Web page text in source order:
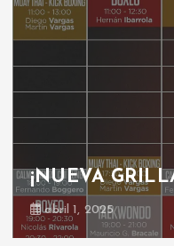
¡NUEVA
abril 1, 2025